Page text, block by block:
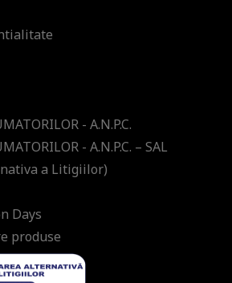
- A.N.P.C.
- A.N.P.C. – SAL
a Litigiilor)
Days
produse